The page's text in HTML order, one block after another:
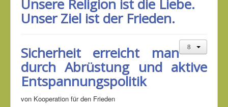
Unsere Religion ist die Liebe.
Unser Ziel ist der Frieden.
Sicherheit erreicht man
durch Abrüstung und aktive
Entspannungspolitik
von Kooperation für den Frieden